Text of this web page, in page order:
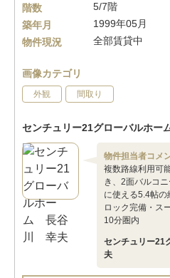
階数
5/7階
築年月
1999年05月
物件現況
全部賃貸中
画像カテゴリ
外観 間取り
センチュリー21グローバルホー
物件担当者コメ
複数路線利用可
き、2面バルコ
に使える5.4帖の
ロック完備・ス
10分圏内
センチュリー
夫